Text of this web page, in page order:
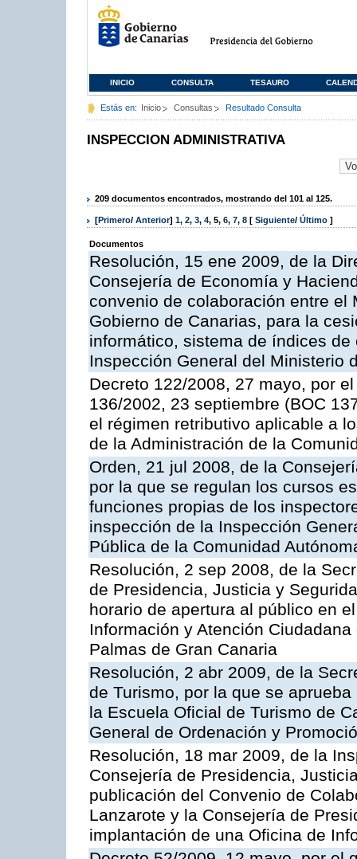
INICIO CONSULTA TESAURO
Estás en: Inicio Consultas Resultado Consulta
INSPECCION ADMINISTRATIVA
209 documentos encontrados, mostrando del 101 al 125.
[Primero/ Anterior] 1, 2, 3, 4, 5, 6, 7, 8 [ Siguiente/ Último ]
Documentos
Resolución, 15 ene 2009, de la
Consejería de Economía y
convenio de colaboración entre
Gobierno de Canarias, para la
informático, sistema de índices
Inspección General del Ministerio
Decreto 122/2008, 27 mayo, por
136/2002, 23 septiembre (BOC
el régimen retributivo aplicable a
de la Administración de la
Orden, 21 jul 2008, de la
por la que se regulan los cursos
funciones propias de los
inspección de la Inspección
Pública de la Comunidad
Resolución, 2 sep 2008, de la
de Presidencia, Justicia y
horario de apertura al público en
Información y Atención
Palmas de Gran Canaria
Resolución, 2 abr 2009, de la
de Turismo, por la que se
la Escuela Oficial de Turismo de
General de Ordenación y
Resolución, 18 mar 2009, de la
Consejería de Presidencia,
publicación del Convenio de
Lanzarote y la Consejería de
implantación de una Oficina de